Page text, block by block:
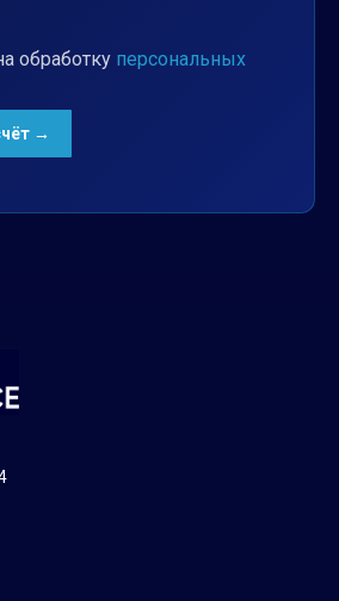
обработку персональных